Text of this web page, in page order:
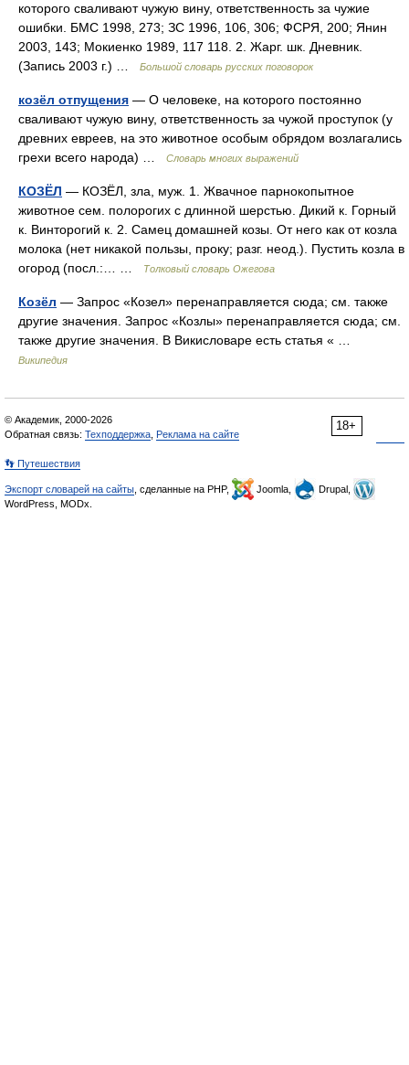
которого сваливают чужую вину, ответственность за чужие
ошибки. БМС 1998, 273; ЗС 1996, 106, 306; ФСРЯ, 200; Янин
2003, 143; Мокиенко 1989, 117 118. 2. Жарг. шк. Дневник.
(Запись 2003 г.) …
Большой словарь русских поговорок
козёл отпущения — О человеке, на которого постоянно
сваливают чужую вину, ответственность за чужой проступок (у
древних евреев, на это животное особым обрядом возлагались
грехи всего народа) …
Словарь многих выражений
КОЗЁЛ — КОЗЁЛ, зла, муж. 1. Жвачное парнокопытное
животное сем. полорогих с длинной шерстью. Дикий к. Горный
к. Винторогий к. 2. Самец домашней козы. От него как от козла
молока (нет никакой пользы, проку; разг. неод.). Пустить козла в
огород (посл.:… …
Толковый словарь Ожегова
Козёл — Запрос «Козел» перенаправляется сюда; см. также
другие значения. Запрос «Козлы» перенаправляется сюда; см.
также другие значения. В Викисловаре есть статья « …
Википедия
18+
© Академик, 2000-2026
Обратная связь: Техподдержка Реклама на сайте
👣 Путешествия
Экспорт словарей на сайты , сделанные на PHP, Joomla,
Drupal,
WordPress, MODx.